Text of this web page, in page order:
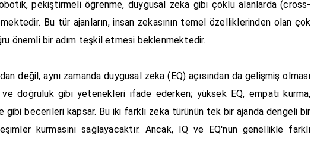
pekiştirmeli öğrenme, duygusal zeka gibi çoklu alanlarda (cross-
Bu tür ajanların, insan zekasının temel özelliklerinden olan çok
önemli bir adım teşkil etmesi beklenmektedir.
değil, aynı zamanda duygusal zeka (EQ) açısından da gelişmiş olması
doğruluk gibi yetenekleri ifade ederken; yüksek EQ, empati kurma,
becerileri kapsar. Bu iki farklı zeka türünün tek bir ajanda dengeli bir
kurmasını sağlayacaktır. Ancak, IQ ve EQ'nun genellikle farklı